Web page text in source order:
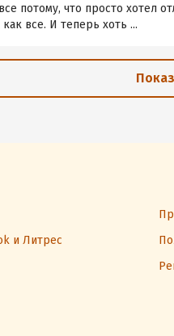
потому, что просто хотел
как все. И теперь хоть ...
и Литрес